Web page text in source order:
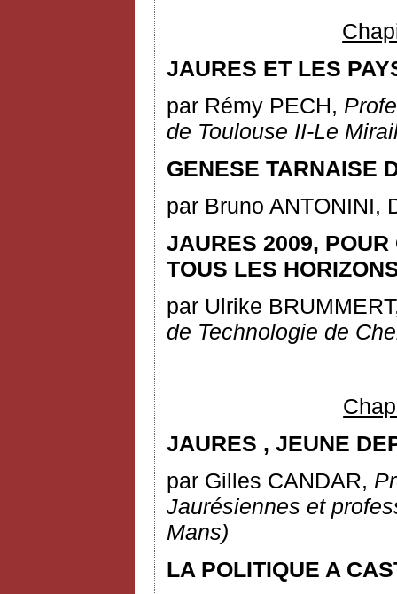
JAURES ET LES
par Rémy PECH,
de Toulouse II-Le
GENESE TARNAISE
par Bruno ANTONINI,
JAURES 2009,
TOUS LES
par Ulrike
de Technologie de
JAURES , JEUNE
par Gilles CANDAR,
Jaurésiennes et
Mans)
LA POLITIQUE A